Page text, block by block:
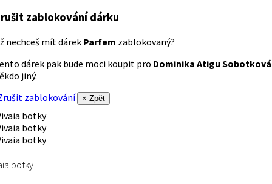
zablokování dárku
nechceš mít dárek Parfem zablokovaný?
dárek pak bude moci koupit pro Dominika Atigu Sobotková
jiný.
zablokování
× Zpět
botky